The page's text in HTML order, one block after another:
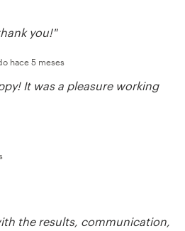
you!"
hace 5 meses
It was a pleasure working
the results, communication,